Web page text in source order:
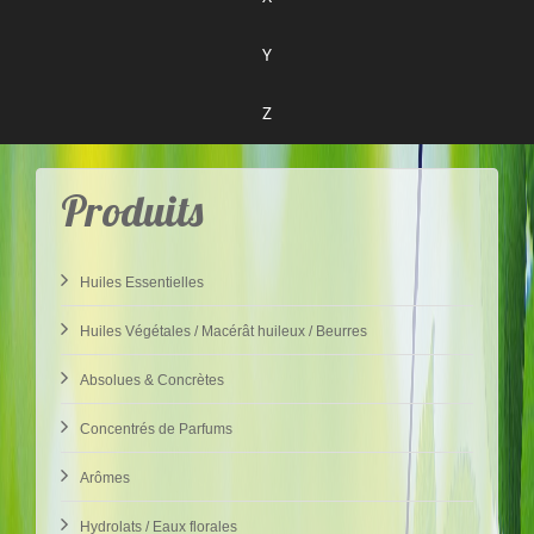
Y
Z
Produits
Huiles Essentielles
Huiles Végétales / Macérât huileux / Beurres
Absolues & Concrètes
Concentrés de Parfums
Arômes
Hydrolats / Eaux florales